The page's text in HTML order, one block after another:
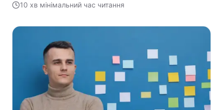
10 хв мінімальний час читання